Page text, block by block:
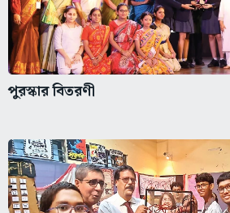
পুরস্কার বিতরণী